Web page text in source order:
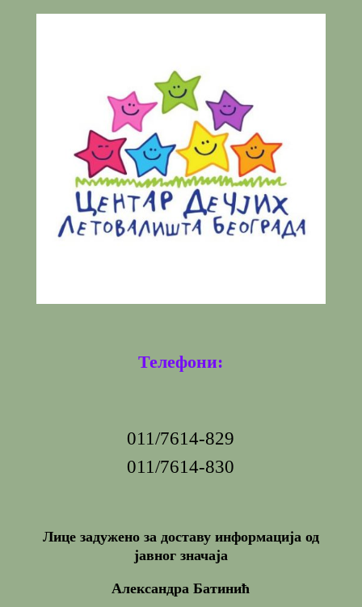
Телефони:
011/7614-829
011/7614-830
Лице задужено за доставу информација од
јавног значаја
Александра Батинић